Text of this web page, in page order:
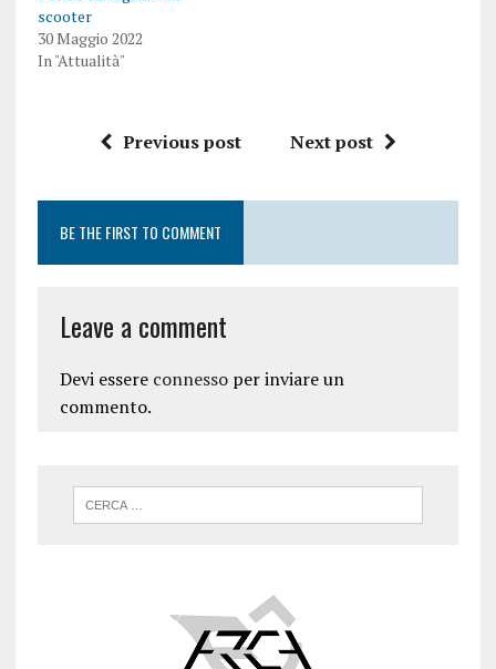
scooter
30 Maggio 2022
In "Attualità"
Previous post Next post
BE THE FIRST TO COMMENT
Leave a comment
Devi essere connessoper inviare un
commento.